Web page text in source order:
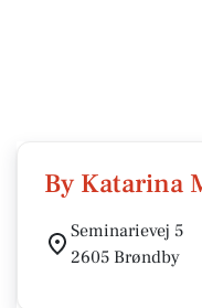
By Katarina
Seminarievej 5
2605 Brøndby